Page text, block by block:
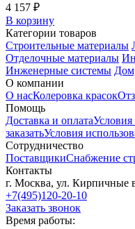
4 157 ₽
В корзину
Категории товаров
Строительные материалы
Отделочные материалы
Инженерные системы
О компании
О насКолеровка красок
Помощь
Доставка и оплатаУсловия
заказатьУсловия
Сотрудничество
ПоставщикиСнабжение
Контакты
г. Москва, ул. Кирпичные
+7(495)120-20-10
Заказать звонок
Время работы: